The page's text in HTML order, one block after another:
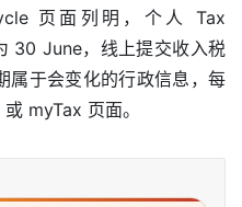
页面列明，个人 Tax
30 June，线上提交收入税
属于会变化的行政信息，每
myTax 页面。